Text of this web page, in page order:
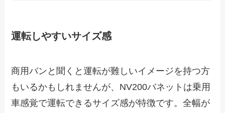
運転しやすいサイズ感
商用バンと聞くと運転が難しいイメージを持つ方
もいるかもしれませんが、NV200バネットは乗用
車感覚で運転できるサイズ感が特徴です。全幅が